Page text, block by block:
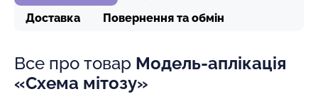
Доставка
Повернення та обмін
Все про товар Модель-аплікація
«Схема мітозу»